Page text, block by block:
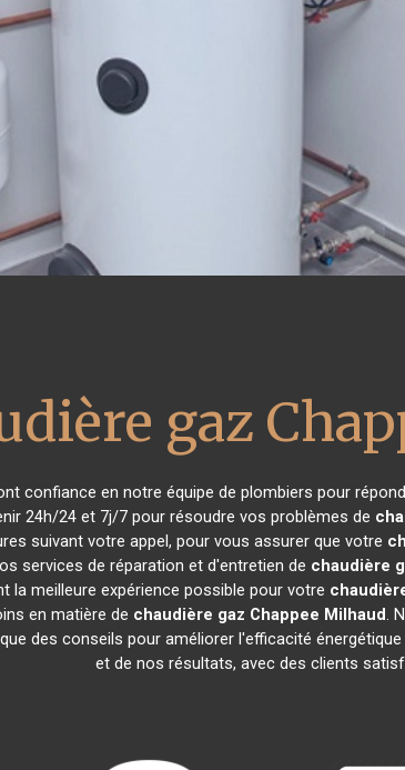
gaz
confiance en notre équipe de plombiers pour
24h/24 et 7j/7 pour résoudre vos problèmes de
suivant votre appel, pour vous assurer que votre
services de réparation et d'entretien de chaudière
meilleure expérience possible pour votre
en matière de chaudière gaz Chappee Milhaud.
des conseils pour améliorer l'efficacité
et de nos résultats, avec des clients